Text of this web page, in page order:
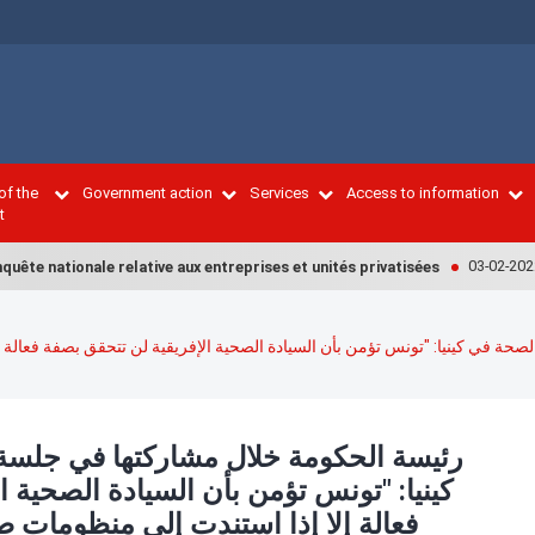
the
Government action Services Access to information
nationale relative aux entreprises et unités privatisées 03-02-2022
في كينيا: "تونس تؤمن بأن السيادة الصحية الإفريقية لن تتحقق بصفة
رئيسة الحكومة خلال مشاركتها في
كينيا: "تونس تؤمن بأن السيادة الصحية
فعالة إلا إذا استندت إلى منظومات